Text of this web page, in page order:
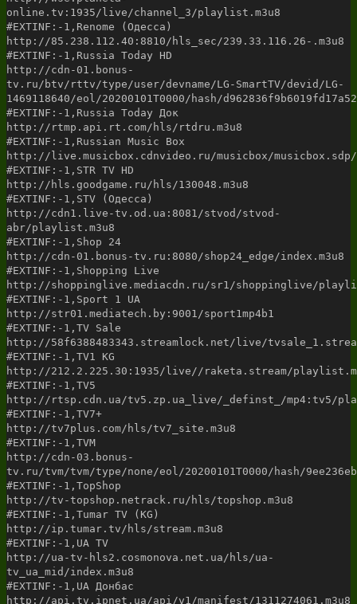
online.tv:1935/live/channel_3/playlist.m3u8
#EXTINF:-1,Renome (Одесса)
http://85.238.112.40:8810/hls_sec/239.33.116.26-.m3u8
#EXTINF:-1,Russia Today HD
http://cdn-01.bonus-
tv.ru/btv/rttv/type/user/devname/LG-SmartTV/devid/LG-
1469118640/eol/20200101T0000/hash/
#EXTINF:-1,Russia Today Док
http://rtmp.api.rt.com/hls/rtdru.m3u8
#EXTINF:-1,Russian Music Box
http://live.musicbox.cdnvideo.ru/musicbox/
#EXTINF:-1,STR TV HD
http://hls.goodgame.ru/hls/130048.m3u8
#EXTINF:-1,STV (Одесса)
http://cdn1.live-tv.od.ua:8081/stvod/stvod-
abr/playlist.m3u8
#EXTINF:-1,Shop 24
http://cdn-01.bonus-tv.ru:8080/shop24_edge/index.m3u8
#EXTINF:-1,Shopping Live
http://shoppinglive.mediacdn.ru/sr1/shoppinglive/
#EXTINF:-1,Sport 1 UA
http://str01.mediatech.by:9001/sport1mp4b1
#EXTINF:-1,TV Sale
http://58f6388483343.streamlock.net/live/
#EXTINF:-1,TV1 KG
http://212.2.225.30:1935/live//raketa.stream/
#EXTINF:-1,TV5
http://rtsp.cdn.ua/tv5.zp.ua_live/_definst_/mp4:tv5/
#EXTINF:-1,TV7+
http://tv7plus.com/hls/tv7_site.m3u8
#EXTINF:-1,TVM
http://cdn-03.bonus-
tv.ru/tvm/tvm/type/none/eol/20200101T0000/hash/
#EXTINF:-1,TopShop
http://tv-topshop.netrack.ru/hls/topshop.m3u8
#EXTINF:-1,Tumar TV (KG)
http://ip.tumar.tv/hls/stream.m3u8
#EXTINF:-1,UA TV
http://ua-tv-hls2.cosmonova.net.ua/hls/ua-
tv_ua_mid/index.m3u8
#EXTINF:-1,UA Донбас
http://api.tv.ipnet.ua/api/v1/manifest/1311274061.m3u8